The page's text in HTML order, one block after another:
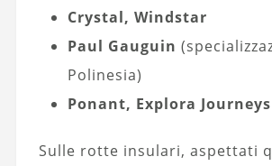
Crystal, Windstar
Paul Gauguin
Polinesia)
Ponant, Explora Journeys
Sulle rotte insulari, aspettati